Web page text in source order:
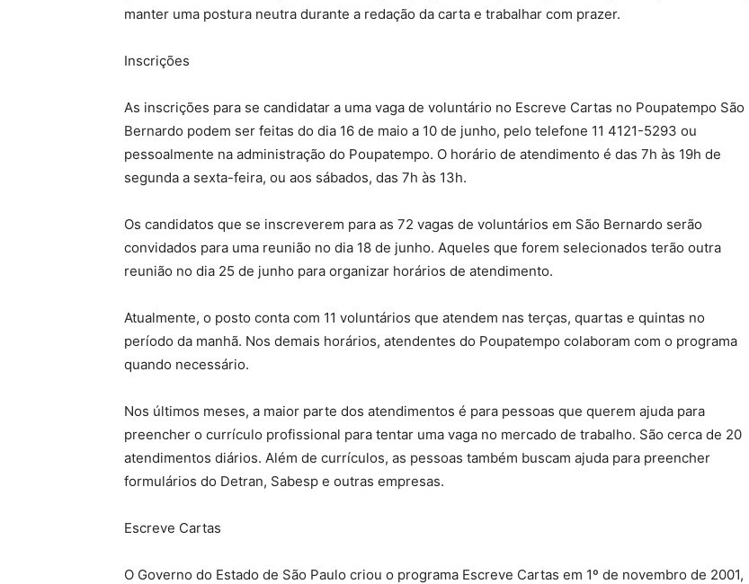
manter uma postura neutra durante a redação da carta e trabalhar com prazer.
Inscrições
As inscrições para se candidatar a uma vaga de voluntário no Escreve Cartas no Poupatempo São
Bernardo podem ser feitas do dia 16 de maio a 10 de junho, pelo telefone 11 4121-5293 ou
pessoalmente na administração do Poupatempo. O horário de atendimento é das 7h às 19h de
segunda a sexta-feira, ou aos sábados, das 7h às 13h.
Os candidatos que se inscreverem para as 72 vagas de voluntários em São Bernardo serão
convidados para uma reunião no dia 18 de junho. Aqueles que forem selecionados terão outra
reunião no dia 25 de junho para organizar horários de atendimento.
Atualmente, o posto conta com 11 voluntários que atendem nas terças, quartas e quintas no
período da manhã. Nos demais horários, atendentes do Poupatempo colaboram com o programa
quando necessário.
Nos últimos meses, a maior parte dos atendimentos é para pessoas que querem ajuda para
preencher o currículo profissional para tentar uma vaga no mercado de trabalho. São cerca de 20
atendimentos diários. Além de currículos, as pessoas também buscam ajuda para preencher
formulários do Detran, Sabesp e outras empresas.
Escreve Cartas
O Governo do Estado de São Paulo criou o programa Escreve Cartas em 1º de novembro de 2001,